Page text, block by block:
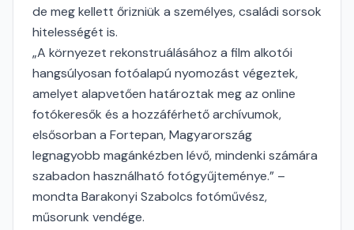
de meg kellett őrizniük a személyes, családi sorsok
hitelességét is.
„A környezet rekonstruálásához a film alkotói
hangsúlyosan fotóalapú nyomozást végeztek,
amelyet alapvetően határoztak meg az online
fotókeresők és a hozzáférhető archívumok,
elsősorban a Fortepan, Magyarország
legnagyobb magánkézben lévő, mindenki számára
szabadon használható fotógyűjteménye.” –
mondta Barakonyi Szabolcs fotóművész,
műsorunk vendége.